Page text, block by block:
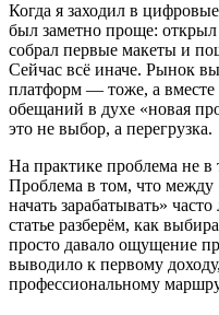
Когда я заходил в
был заметно проще:
собрал первые макеты и
Сейчас всё иначе. Рынок
платформ — тоже, а
обещаний в духе «новая
это не выбор, а перегрузка.
На практике проблема не
Проблема в том, что между
начать зарабатывать»
статье разберём, как
просто давало ощущение
выводило к первому
профессиональному